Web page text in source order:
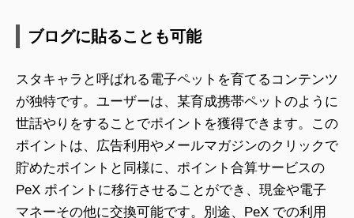
ブログに貼ることも可能
スタキャラと呼ばれる電子ペットを育てるコンテンツ
が独特です。ユーザーは、某育成携帯ペットのように
世話やりをすることでポイントを獲得できます。この
ポイントは、広告利用やメールマガジンのクリックで
貯めたポイントと同様に、ポイント合算サービスの
PeX ポイントに移行させることができ、現金や電子
マネーその他に交換可能です。別途、PeX での利用